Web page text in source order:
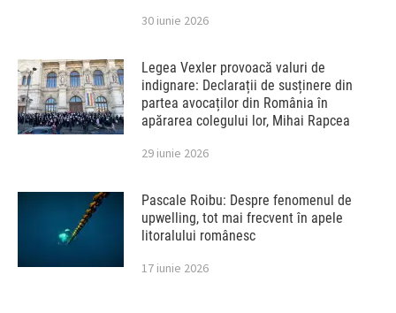
30 iunie 2026
Legea Vexler provoacă valuri de
indignare: Declarații de susținere din
partea avocaților din România în
apărarea colegului lor, Mihai Rapcea
29 iunie 2026
Pascale Roibu: Despre fenomenul de
upwelling, tot mai frecvent în apele
litoralului românesc
17 iunie 2026